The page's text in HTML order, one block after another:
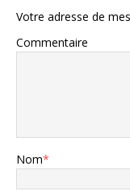
Votre adresse de
Commentaire
Nom*